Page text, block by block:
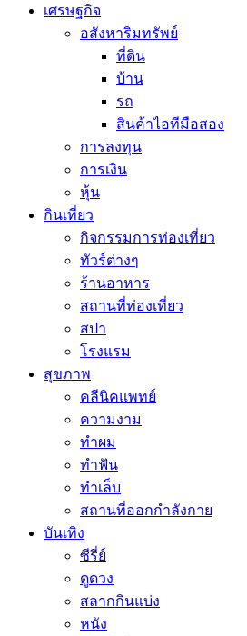
เศรษฐกิจ
อสังหาริมทรัพย์
ที่ดิน
บ้าน
รถ
สินค้าไอทีมือสอง
การลงทุน
การเงิน
หุ้น
กินเที่ยว
กิจกรรมการท่องเที่ยว
ทัวร์ต่างๆ
ร้านอาหาร
สถานที่ท่องเที่ยว
สปา
โรงแรม
สุขภาพ
คลีนิคแพทย์
ความงาม
ทำผม
ทำฟัน
ทำเล็บ
สถานที่ออกกำลังกาย
บันเทิง
ซีรี่ย์
ดูดวง
สลากกินแบ่ง
หนัง